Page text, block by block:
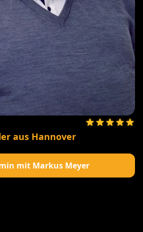
aus Hannover
mit Markus Meyer